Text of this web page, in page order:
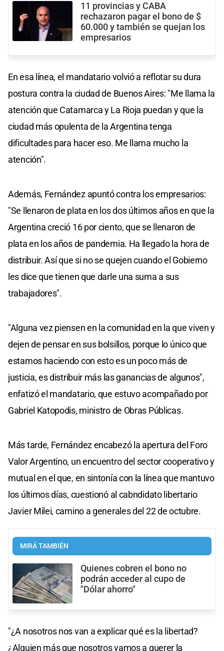
11 provincias y CABA
rechazaron pagar el bono de $
60.000 y también se quejan los
empresarios
En esa línea, el mandatario volvió a reflotar su dura
postura contra la ciudad de Buenos Aires: "Me llama la
atención que Catamarca y La Rioja puedan y que la
ciudad más opulenta de la Argentina tenga
dificultades para hacer eso. Me llama mucho la
atención".
Además, Fernández apuntó contra los empresarios:
"Se llenaron de plata en los dos últimos años en que la
Argentina creció 16 por ciento, que se llenaron de
plata en los años de pandemia. Ha llegado la hora de
distribuir. Así que si no se quejen cuando el Gobierno
les dice que tienen que darle una suma a sus
trabajadores".
"Alguna vez piensen en la comunidad en la que viven y
dejen de pensar en sus bolsillos, porque lo único que
estamos haciendo con esto es un poco más de
justicia, es distribuir más las ganancias de algunos",
enfatizó el mandatario, que estuvo acompañado por
Gabriel Katopodis, ministro de Obras Públicas.
Más tarde, Fernández encabezó la apertura del Foro
Valor Argentino, un encuentro del sector cooperativo y
mutual en el que, en sintonía con la línea que mantuvo
los últimos días, cuestionó al cabndidato libertario
Javier Milei, camino a generales del 22 de octubre.
MIRÁ TAMBIÉN
Quienes cobren el bono no
podrán acceder al cupo de
"Dólar ahorro"
"¿A nosotros nos van a explicar qué es la libertad?
¿Alguien más que nosotros vamos a querer la